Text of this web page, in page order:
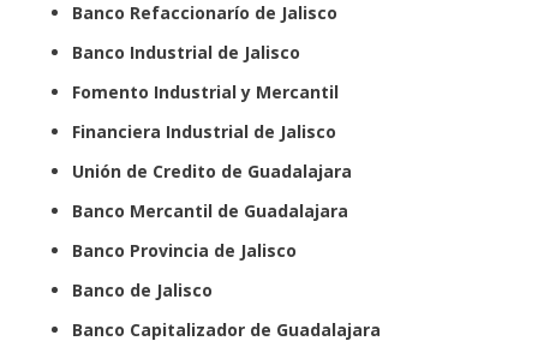
Banco Refaccionarío de Jalisco
Banco Industrial de Jalisco
Fomento Industrial y Mercantil
Financiera Industrial de Jalisco
Unión de Credito de Guadalajara
Banco Mercantil de Guadalajara
Banco Provincia de Jalisco
Banco de Jalisco
Banco Capitalizador de Guadalajara